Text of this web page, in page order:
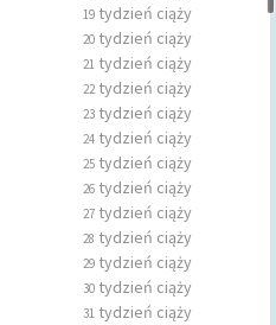
19 tydzień ciąży
20 tydzień ciąży
21 tydzień ciąży
22tydzień ciąży
23 tydzień ciąży
24 tydzień ciąży
25 tydzień ciąży
26 tydzień ciąży
27 tydzień ciąży
28 tydzień ciąży
29 tydzień ciąży
30 tydzień ciąży
31 tydzień ciąży